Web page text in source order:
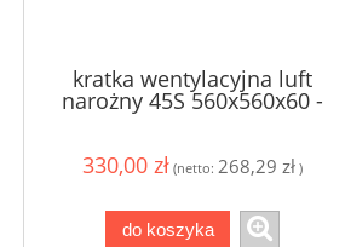
kratka wentylacyjna luft
narożny 45S 560x560x60 -
330,00 zł (netto: 268,29 zł )
do koszyka